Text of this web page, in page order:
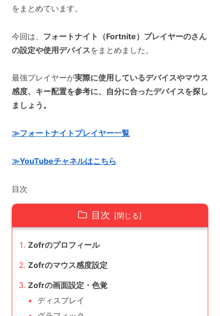
をまとめています。
今回は、 フォートナイト（Fortnite）プレイヤーのさん
の設定や使用デバイスをまとめました。
最強プレイヤーが実際に使用しているデバイスやマウス
感度、キー配置を参考に、自分に合ったデバイスを探し
ましょう。
≫フォートナイトプレイヤー一覧
≫YouTubeチャネルはこちら
目次
目次
Zofrのプロフィール
Zofrのマウス感度設定
Zofrの画面設定・色覚
ディスプレイ